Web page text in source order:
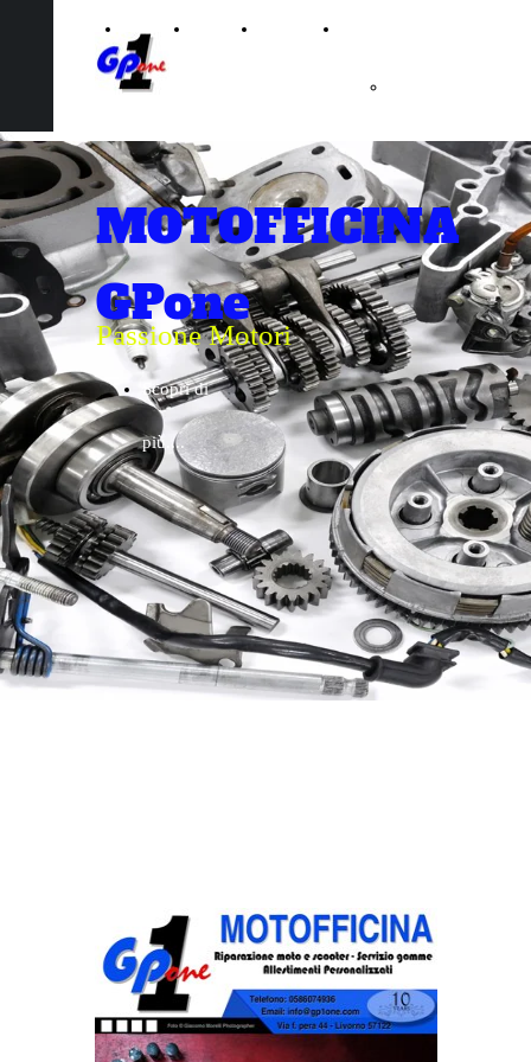
Home
Page
Elettronica
Sospensioni
Accessori
Scarichi e
Pneumatici
MOTOFFICINA
GPone
Passione Motori
Scopri di
più....